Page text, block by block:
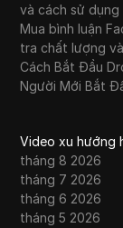
và cách sử dụng
Mua bình luận
tra chất lượng
Cách Bắt Đầu
Người Mới Bắt
Video xu hướng
tháng 8 2026
tháng 7 2026
tháng 6 2026
tháng 5 2026